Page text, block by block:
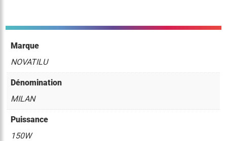
Marque
NOVATILU
Dénomination
MILAN
Puissance
150W